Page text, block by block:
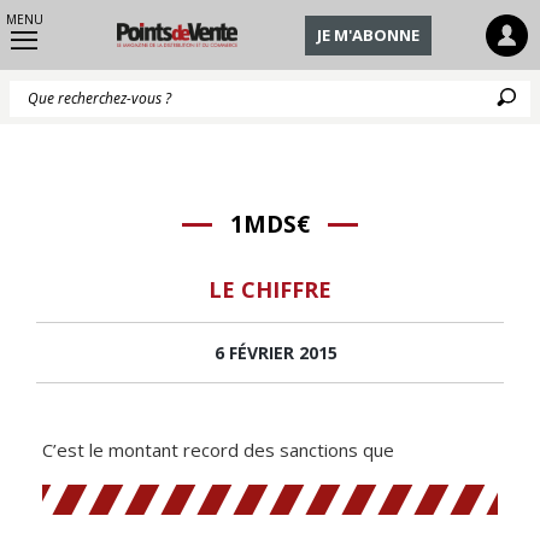
MENU
JE M'ABONNE
1MDS€
LE CHIFFRE
6 FÉVRIER 2015
C’est le montant record des sanctions que